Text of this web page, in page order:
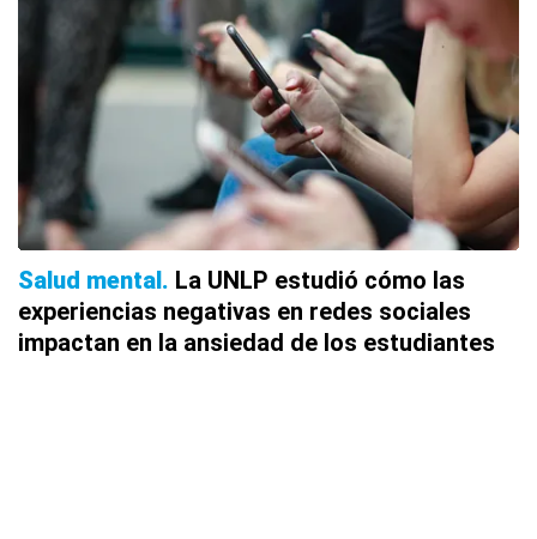
Salud mental La UNLP estudió cómo las
experiencias negativas en redes sociales
impactan en la ansiedad de los estudiantes